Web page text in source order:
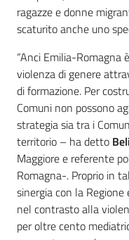
ragazze e donne
scaturito anche uno
“Anci Emilia-
violenza di genere
di formazione. Per
Comuni non possono
strategia sia tra i
territorio – ha detto
Maggiore e referente
Romagna-. Proprio in
sinergia con la
nel contrasto alla
per oltre cento